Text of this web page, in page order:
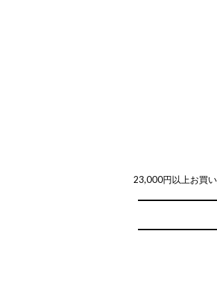
23,000円以上お買